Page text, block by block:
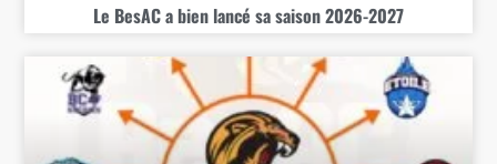
Le BesAC a bien lancé sa saison 2026-2027